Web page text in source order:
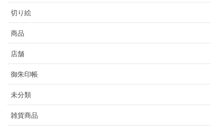
切り絵
商品
店舗
御朱印帳
未分類
雑貨商品